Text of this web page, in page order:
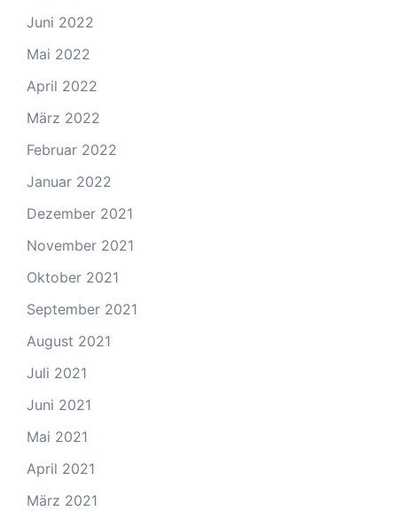
Juni 2022
Mai 2022
April 2022
März 2022
Februar 2022
Januar 2022
Dezember 2021
November 2021
Oktober 2021
September 2021
August 2021
Juli 2021
Juni 2021
Mai 2021
April 2021
März 2021